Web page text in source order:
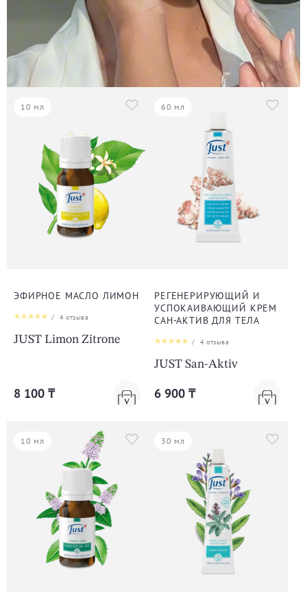
10 мл
ЭФИРНОЕ МАСЛО ЛИМОН
/ 4отзыва
JUST Limon Zitrone
8 100 ₸
60 мл
РЕГЕНЕРИРУЮЩИЙ И
УСПОКАИВАЮЩИЙ КРЕМ
САН-АКТИВ ДЛЯ ТЕЛА
/ 4отзыва
JUST San-Aktiv
6 900 ₸
10 мл 30 мл